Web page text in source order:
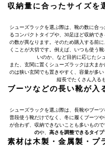
収納量に合ったサイズを
シューズラックを選ぶ際は、靴の数に合
るコンパクトタイプや、30足ほど収納で
の数が異なります。そのため購入する前に
くことが大切です。例えば、いつも使う
いのか、など目的に応じたシ
また、玄関に置くシューズラックは大まか
のは狭い玄関でも置きやすく、容量が多
縦長でたくさん入る
ブーツなどの長い靴が入
シューズラックを選ぶ際は、長靴やブー
普段使う靴だけでなく、冬に履くブーツ
が合わず、収納できないことも多いもので
のや、 高さを調整できるタイプ
素材は木製・金属製・プ